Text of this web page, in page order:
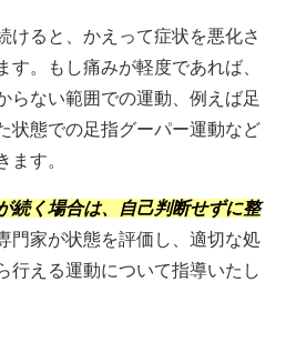
けると、かえって症状を悪化さ
。もし痛みが軽度であれば、
らない範囲での運動、例えば足
状態での足指グーパー運動など
ます。
続く場合は、自己判断せずに整
門家が状態を評価し、適切な処
行える運動について指導いたし